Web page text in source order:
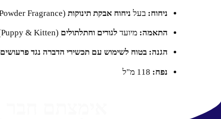
ניחוח: בעל ניחוח אבקת תינוקות (Baby Powder Fragrance) קלאסי ועדין.
התאמה: מיועד לגורים וחתלתולים (Puppy & Kitten).
הגנה: בטוח לשימוש עם תכשירי הדברה נגד פרעושים
נפח: